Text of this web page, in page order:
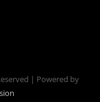
| Powered by